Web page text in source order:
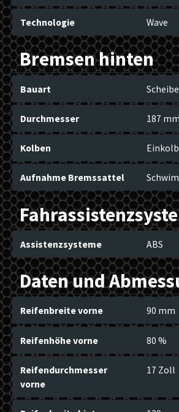
Technologie Wave
Bremsen hinten
Bauart Scheibe
Durchmesser 187 mm
Kolben
Aufnahme Bremssattel
Assistenzsysteme ABS
Daten und
Reifenbreite vorne 90 mm
Reifenhöhe vorne 80 %
Reifendurchmesser
vorne
17 Zoll